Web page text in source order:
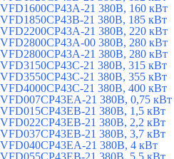
VFD1600CP43A-21 380В, 160 кВт
VFD1850CP43B-21 380В, 185 кВт
VFD2200CP43A-21 380В, 220 кВт
VFD2800CP43A-00 380В, 280 кВт
VFD2800CP43A-21 380В, 280 кВт
VFD3150CP43C-21 380В, 315 кВт
VFD3550CP43C-21 380В, 355 кВт
VFD4000CP43C-21 380В, 400 кВт
VFD007CP43EA-21 380В, 0,75 кВт
VFD015CP43EB-21 380В, 1,5 кВт
VFD022CP43EB-21 380В, 2,2 кВт
VFD037CP43EB-21 380В, 3,7 кВт
VFD040CP43EA-21 380В, 4 кВт
VFD055CP43EB-21 380В, 5,5 кВт